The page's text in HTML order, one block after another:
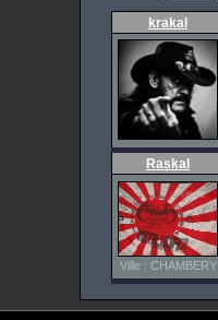
krakal
Raskal
Ville : CHAMBERY